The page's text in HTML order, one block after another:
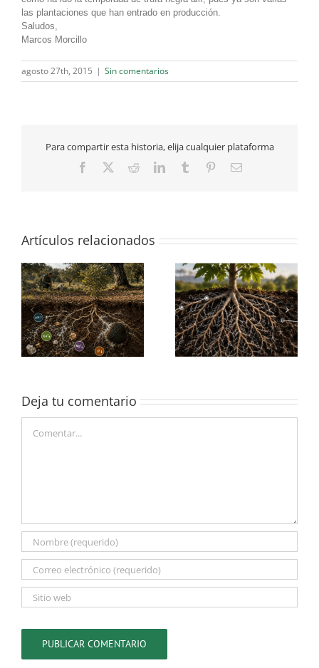
las plantaciones que han entrado en producción.
Saludos,
Marcos Morcillo
agosto 27th, 2015 | Sin comentarios
Para compartir esta historia, elija cualquier plataforma
Facebook RedditLinkedInTumblr PinterestCorreo
Artículos relacionados
¿son capaces las
trufas de modificar el
suelo que les rodea?
¿en qué se parecen los
perrechicos a las
trufas?
Deja tu comentario